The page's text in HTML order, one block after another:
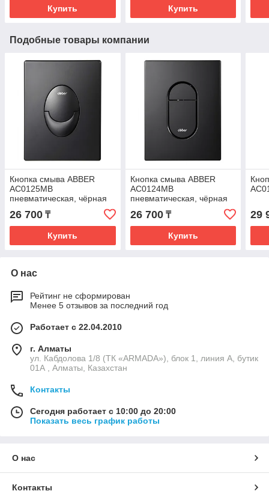
Купить Купить
Подобные товары компании
Кнопка смыва ABBER
AC0125MB
пневматическая, чёрная
26 700 ₸
Купить
Кнопка смыва ABBER
AC0124MB
пневматическая, чёрная
26 700₸
Купить
29
О нас
Рейтинг не сформирован
Менее 5 отзывов за последний год
Работает с 22.04.2010
г. Алматы
ул. Кабдолова 1/8 (ТК «ARMADA»), блок 1, линия А, бутик
01А , Алматы, Казахстан
Контакты
Сегодня работает с 10:00 до 20:00
Показать весь график работы
О нас
Контакты